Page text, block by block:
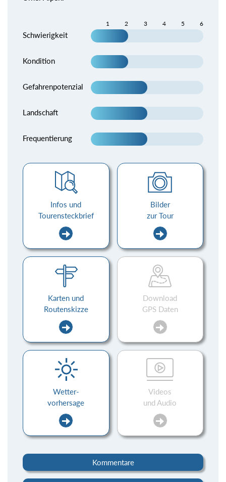
1 2 3 4 5 6
Schwierigkeit
Kondition
Gefahrenpotenzial
Landschaft
Frequentierung
Infos und
Tourensteckbrief
Bilder
zur Tour
Karten und
Routenskizze
Download
GPS Daten
Wetter-
vorhersage
Videos
und Audio
Kommentare